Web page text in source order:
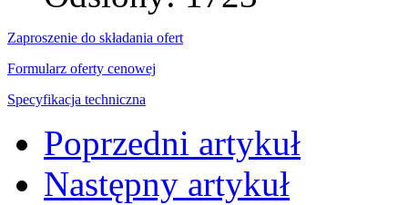
Zaproszenie do składania ofert
Formularz oferty cenowej
Specyfikacja techniczna
Poprzedni artykuł
Następny artykuł